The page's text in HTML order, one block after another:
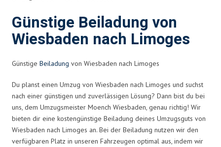
Günstige Beiladung von
Wiesbaden nach Limoges
Günstige Beiladung von Wiesbaden nach Limoges
Du planst einen Umzug von Wiesbaden nach Limoges und suchst
nach einer günstigen und zuverlässigen Lösung? Dann bist du bei
uns, dem Umzugsmeister Moench Wiesbaden, genau richtig! Wir
bieten dir eine kostengünstige Beiladung deines Umzugsguts von
Wiesbaden nach Limoges an. Bei der Beiladung nutzen wir den
verfügbaren Platz in unseren Fahrzeugen optimal aus, indem wir